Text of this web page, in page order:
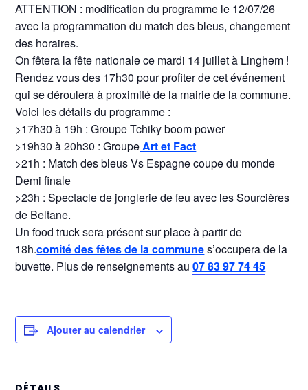
ATTENTION : modification du programme le 12/07/26
avec la programmation du match des bleus, changement
des horaires.
On fêtera la fête nationale ce mardi 14 juillet à Linghem !
Rendez vous des 17h30 pour profiter de cet événement
qui se déroulera à proximité de la mairie de la commune.
Voici les détails du programme :
>17h30 à 19h : Groupe Tchiky boom power
>19h30 à 20h30 : GroupeArt et Fact
>21h : Match des bleus Vs Espagne coupe du monde
Demi finale
>23h : Spectacle de jonglerie de feu avec les Sourcières
de Beltane.
Un food truck sera présent sur place à partir de
18h.comité des fêtes de la communes’occupera de la
buvette. Plus de renseignements au07 83 97 74 45
Ajouter au calendrier